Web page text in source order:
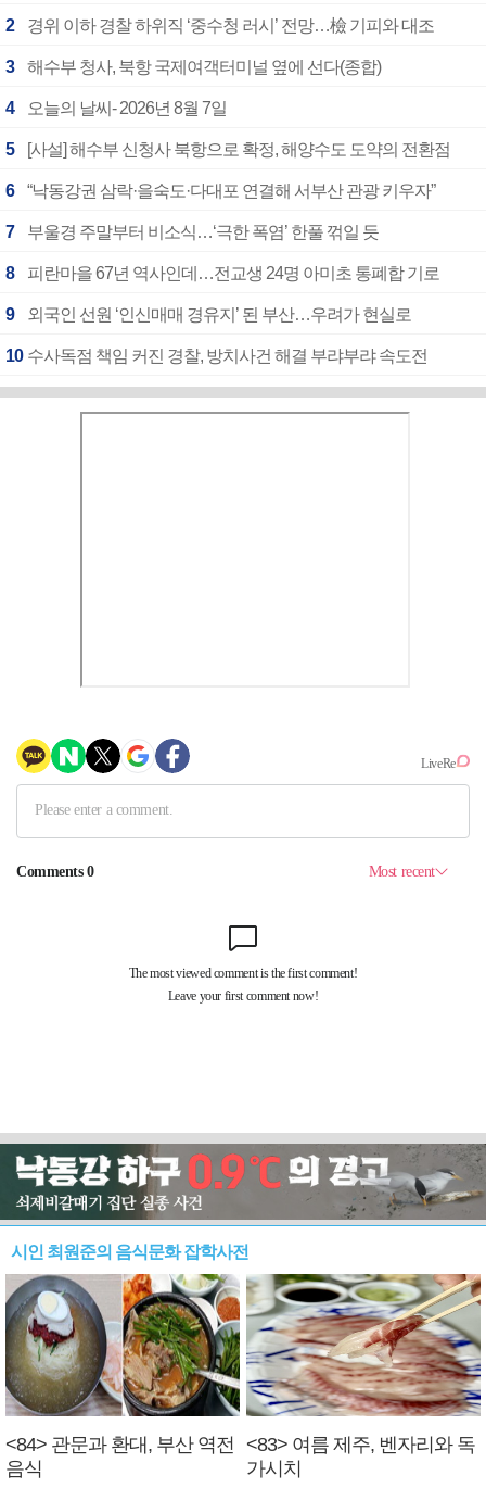
2 경위 이하 경찰 하위직 ‘중수청 러시’ 전망…檢 기피와 대조
3 해수부 청사, 북항 국제여객터미널 옆에 선다(종합)
4 오늘의 날씨- 2026년 8월 7일
5 [사설] 해수부 신청사 북항으로 확정, 해양수도 도약의 전환점
6 “낙동강권 삼락·을숙도·다대포 연결해 서부산 관광 키우자”
7 부울경 주말부터 비소식…‘극한 폭염’ 한풀 꺾일 듯
8 피란마을 67년 역사인데…전교생 24명 아미초 통폐합 기로
9 외국인 선원 ‘인신매매 경유지’ 된 부산…우려가 현실로
10 수사독점 책임 커진 경찰, 방치사건 해결 부랴부랴 속도전
시인 최원준의 음식문화 잡학사전
<84> 관문과 환대, 부산 역전
음식
<83> 여름 제주, 벤자리와 독
가시치